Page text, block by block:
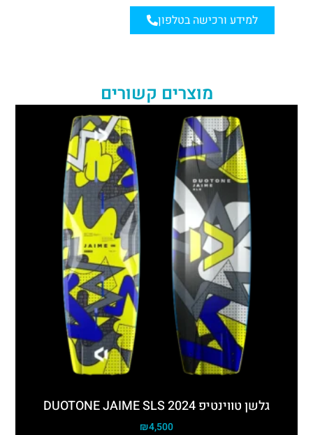
למידע ורכישה בטלפון
מוצרים קשורים
גלשן טווינטיפ DUOTONE JAIME SLS 2024
₪4,500